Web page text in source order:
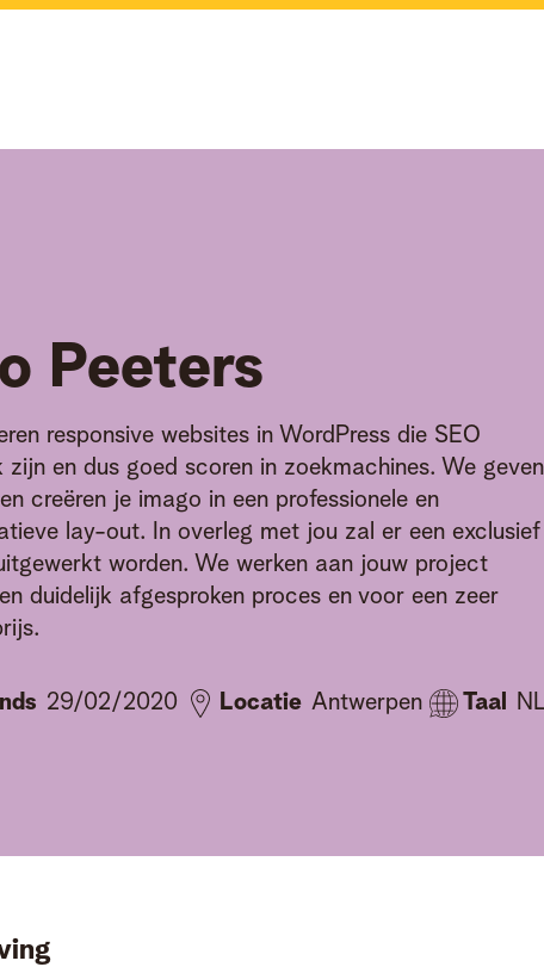
Peeters
responsive websites in WordPress die SEO
zijn en dus goed scoren in zoekmachines. We geven
creëren je imago in een professionele en
lay-out. In overleg met jou zal er een exclusief
worden. We werken aan jouw project
duidelijk afgesproken proces en voor een zeer
29/02/2020 Locatie Antwerpen Taal